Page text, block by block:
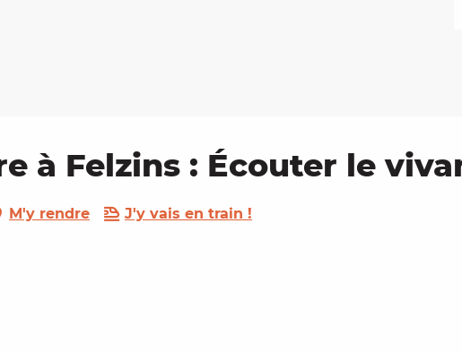
à Felzins : Écouter le
M'y rendre J'y vais en train !